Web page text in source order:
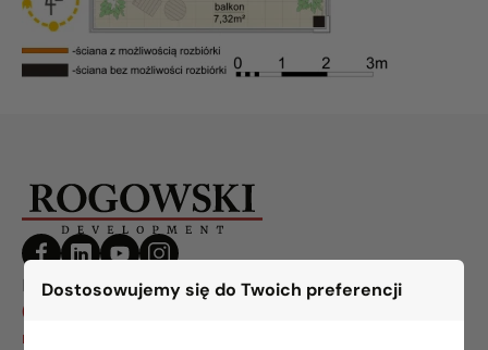
Dostosowujemy się do Twoich preferencji
BIURO BIAŁYSTOK
(85) 749 99 09
mieszkania@rogowskidevelopment.pl